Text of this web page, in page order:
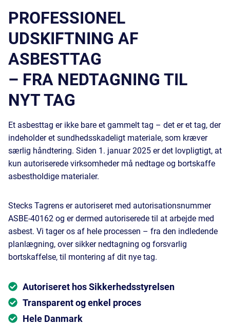
PROFESSIONEL
UDSKIFTNING AF
ASBESTTAG
– FRA NEDTAGNING TIL
NYT TAG
Et asbesttag er ikke bare et gammelt tag – det er et tag, der
indeholder et sundhedsskadeligt materiale, som kræver
særlig håndtering. Siden 1. januar 2025 er det lovpligtigt, at
kun autoriserede virksomheder må nedtage og bortskaffe
asbestholdige materialer.
Stecks Tagrens er autoriseret med autorisationsnummer
ASBE-40162 og er dermed autoriserede til at arbejde med
asbest. Vi tager os af hele processen – fra den indledende
planlægning, over sikker nedtagning og forsvarlig
bortskaffelse, til montering af dit nye tag.
Autoriseret hos Sikkerhedsstyrelsen
Transparent og enkel proces
Hele Danmark